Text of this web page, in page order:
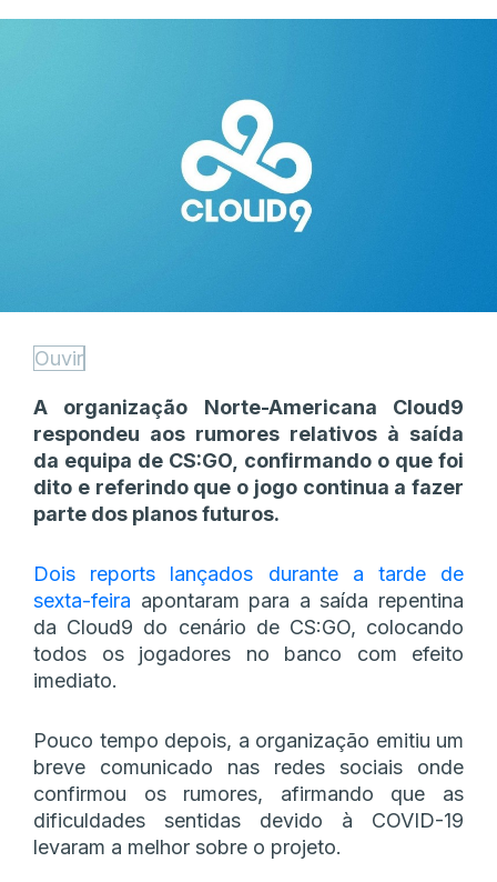
Ouvir
A organização Norte-Americana Cloud9
respondeu aos rumores relativos à saída
da equipa de CS:GO, confirmando o que foi
dito e referindo que o jogo continua a fazer
parte dos planos futuros.
Dois reports lançados durante a tarde de
sexta-feira apontaram para a saída repentina
da Cloud9 do cenário de CS:GO, colocando
todos os jogadores no banco com efeito
imediato.
Pouco tempo depois, a organização emitiu um
breve comunicado nas redes sociais onde
confirmou os rumores, afirmando que as
dificuldades sentidas devido à COVID-19
levaram a melhor sobre o projeto.